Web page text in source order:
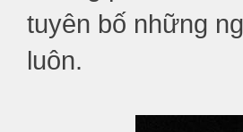
tuyên bố những
luôn.